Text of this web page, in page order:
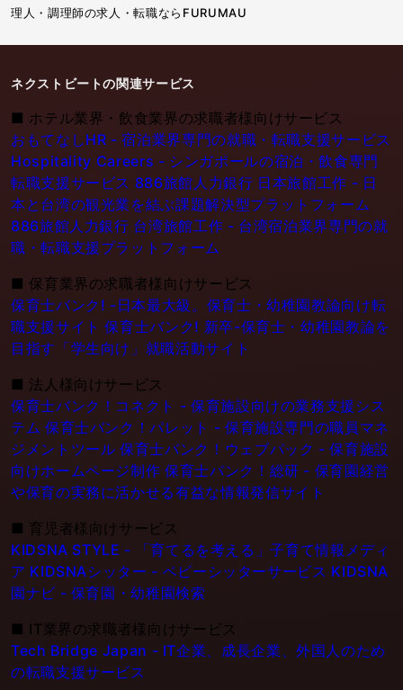
理人・調理師の求人・転職ならFURUMAU
ネクストビートの関連サービス
■ ホテル業界・飲食業界の求職者様向けサービス
おもてなしHR - 宿泊業界専門の就職・転職支援サービス
Hospitality Careers - シンガポールの宿泊・飲食専門
転職支援サービス 886旅館人力銀行 日本旅館工作 - 日
本と台湾の観光業を結ぶ課題解決型プラットフォーム
886旅館人力銀行 台湾旅館工作 - 台湾宿泊業界専門の就
職・転職支援プラットフォーム
■ 保育業界の求職者様向けサービス
保育士バンク! -日本最大級。保育士・幼稚園教論向け転
職支援サイト 保育士バンク! 新卒-保育士・幼稚園教論を
目指す「学生向け」就職活動サイト
■ 法人様向けサービス
保育士バンク！コネクト - 保育施設向けの業務支援シス
テム 保育士バンク！パレット - 保育施設専門の職員マネ
ジメントツール 保育士バンク！ウェブパック - 保育施設
向けホームページ制作 保育士バンク！総研 - 保育園経営
や保育の実務に活かせる有益な情報発信サイト
■ 育児者様向けサービス
KIDSNA STYLE - 「育てるを考える」子育て情報メディ
ア KIDSNAシッター - ベビーシッターサービス KIDSNA
園ナビ - 保育園・幼稚園検索
■ IT業界の求職者様向けサービス
Tech Bridge Japan - IT企業、成長企業、外国人のため
の転職支援サービス